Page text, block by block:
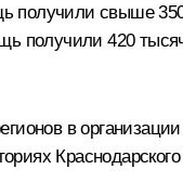
свыше
получили 420
в